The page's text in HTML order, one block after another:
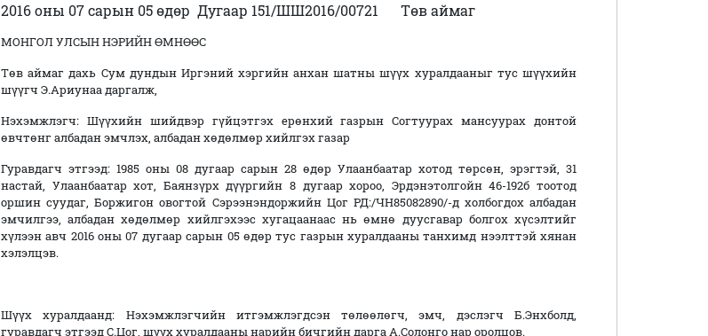
2016 оны 07 сарын 05 өдөр Дугаар 151/ШШ2016/00721 Төв аймаг
МОНГОЛ УЛСЫН НЭРИЙН ӨМНӨӨС
Төв аймаг дахь Сум дундын Иргэний хэргийн анхан шатны шүүх хуралдааныг тус шүүхийн
шүүгч Э.Ариунаа даргалж,
Нэхэмжлэгч: Шүүхийн шийдвэр гүйцэтгэх ерөнхий газрын Согтуурах мансуурах донтой
өвчтөнг албадан эмчлэх, албадан хөдөлмөр хийлгэх газар
Гуравдагч этгээд: 1985 оны 08 дугаар сарын 28 өдөр Улаанбаатар хотод төрсөн, эрэгтэй, 31
настай, Улаанбаатар хот, Баянзүрх дүүргийн 8 дугаар хороо, Эрдэнэтолгойн 46-192б тоотод
оршин суудаг, Боржигон овогтой Сэрээнэндоржийн Цог РД:/ЧН85082890/-д холбогдох албадан
эмчилгээ, албадан хөдөлмөр хийлгэхээс хугацаанаас нь өмнө дуусгавар болгох хүсэлтийг
хүлээн авч 2016 оны 07 дугаар сарын 05 өдөр тус газрын хуралдааны танхимд нээлттэй хянан
хэлэлцэв.
Шүүх хуралдаанд: Нэхэмжлэгчийн итгэмжлэгдсэн төлөөлөгч, эмч, дэслэгч Б.Энхболд,
гуравдагч этгээд С.Цог, шүүх хуралдааны нарийн бичгийн дарга А.Солонго нар оролцов.